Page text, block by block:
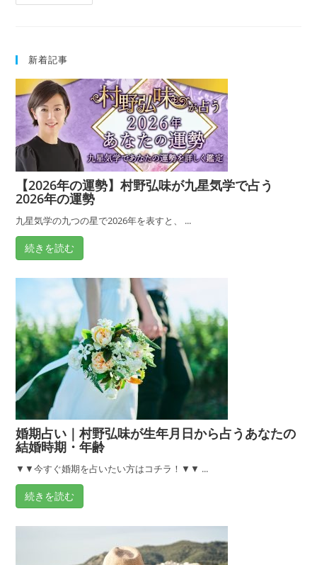
年
の
金
運
占
い
｜
村
野
弘
金
運
ア
ッ
プ
方
法
と
占
新着記事
【2026年の運勢】村野弘味が九星気学で占う
2026年の運勢
九星気学の九つの星で2026年を表すと、 ...
続きを読む
婚期占い｜村野弘味が生年月日から占うあなたの
結婚時期・年齢
▼▼今すぐ婚期を占いたい方はコチラ！▼▼ ...
続きを読む